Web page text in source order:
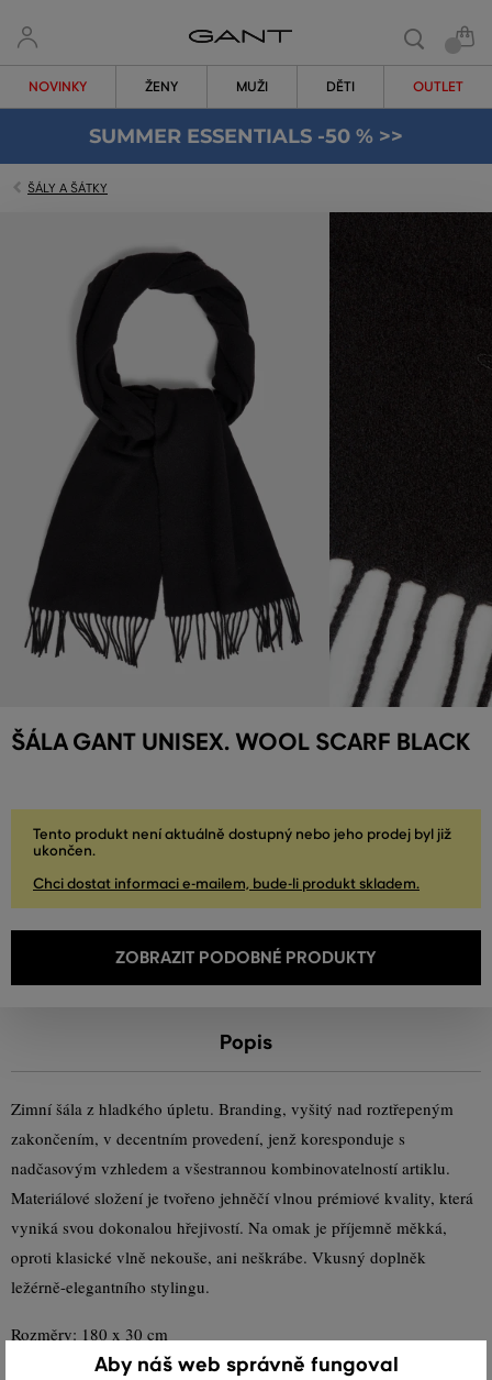
NOVINKY ŽENY MUŽI DĚTI OUTLET
SUMMER ESSENTIALS -50 % >>
ŠÁLY A ŠÁTKY
ŠÁLA GANT UNISEX. WOOL SCARF BLACK
Tento produkt není aktuálně dostupný nebo jeho prodej byl již
ukončen.
Chci dostat informaci e-mailem, bude-li produkt skladem.
ZOBRAZIT PODOBNÉ PRODUKTY
Popis
Zimní šála z hladkého úpletu. Branding, vyšitý nad roztřepeným
zakončením, v decentním provedení, jenž koresponduje s
nadčasovým vzhledem a všestrannou kombinovatelností artiklu.
Materiálové složení je tvořeno jehněčí vlnou prémiové kvality, která
vyniká svou dokonalou hřejivostí. Na omak je příjemně měkká,
oproti klasické vlně nekouše, ani neškrábe. Vkusný doplněk
ležérně-elegantního stylingu.
Rozměry: 180 x 30 cm
Aby náš web správně fungoval